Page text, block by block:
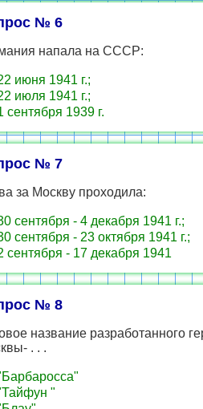
№ 6
напала на СССР:
июня 1941 г.;
июля 1941 г.;
сентября 1939 г.
№ 7
за Москву проходила:
сентября - 4 декабря 1941 г.;
сентября - 23 октября 1941 г.;
сентября - 17 декабря 1941
№ 8
название разработанного
. . .
"